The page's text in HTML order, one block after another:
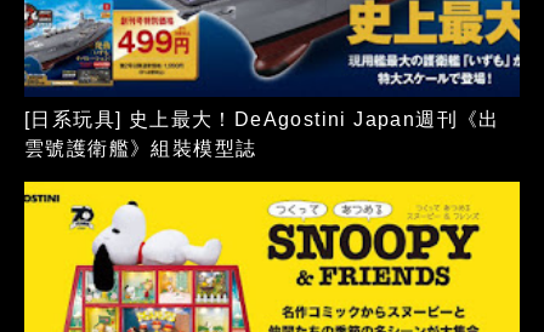
[日系玩具] 史上最大！DeAgostini Japan週刊《出
雲號護衛艦》組裝模型誌